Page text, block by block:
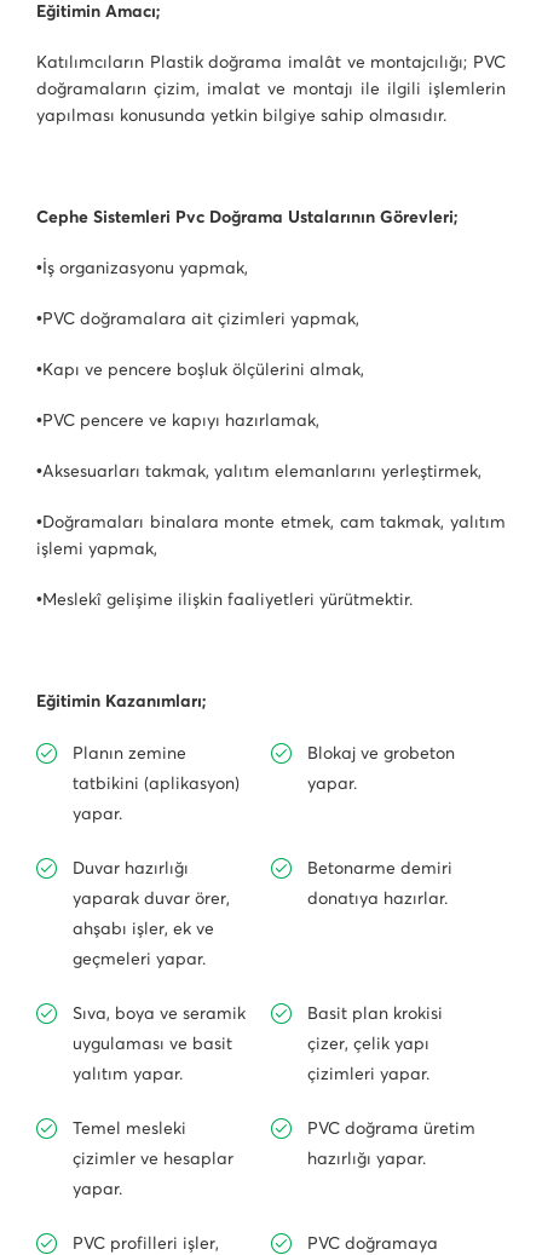
Eğitimin Amacı;
Katılımcıların Plastik doğrama imalât ve montajcılığı; PVC
doğramaların çizim, imalat ve montajı ile ilgili işlemlerin
yapılması konusunda yetkin bilgiye sahip olmasıdır.
Cephe Sistemleri Pvc Doğrama Ustalarının Görevleri;
•İş organizasyonu yapmak,
•PVC doğramalara ait çizimleri yapmak,
•Kapı ve pencere boşluk ölçülerini almak,
•PVC pencere ve kapıyı hazırlamak,
•Aksesuarları takmak, yalıtım elemanlarını yerleştirmek,
•Doğramaları binalara monte etmek, cam takmak, yalıtım
işlemi yapmak,
•Meslekî gelişime ilişkin faaliyetleri yürütmektir.
Eğitimin Kazanımları;
Planın zemine
tatbikini (aplikasyon)
yapar.
Blokaj ve grobeton
yapar.
Duvar hazırlığı
yaparak duvar örer,
ahşabı işler, ek ve
geçmeleri yapar.
Betonarme demiri
donatıya hazırlar.
Sıva, boya ve seramik
uygulaması ve basit
yalıtım yapar.
Basit plan krokisi
çizer, çelik yapı
çizimleri yapar.
Temel mesleki
çizimler ve hesaplar
yapar.
PVC doğrama üretim
hazırlığı yapar.
PVC profilleri işler,
PVC doğramaya